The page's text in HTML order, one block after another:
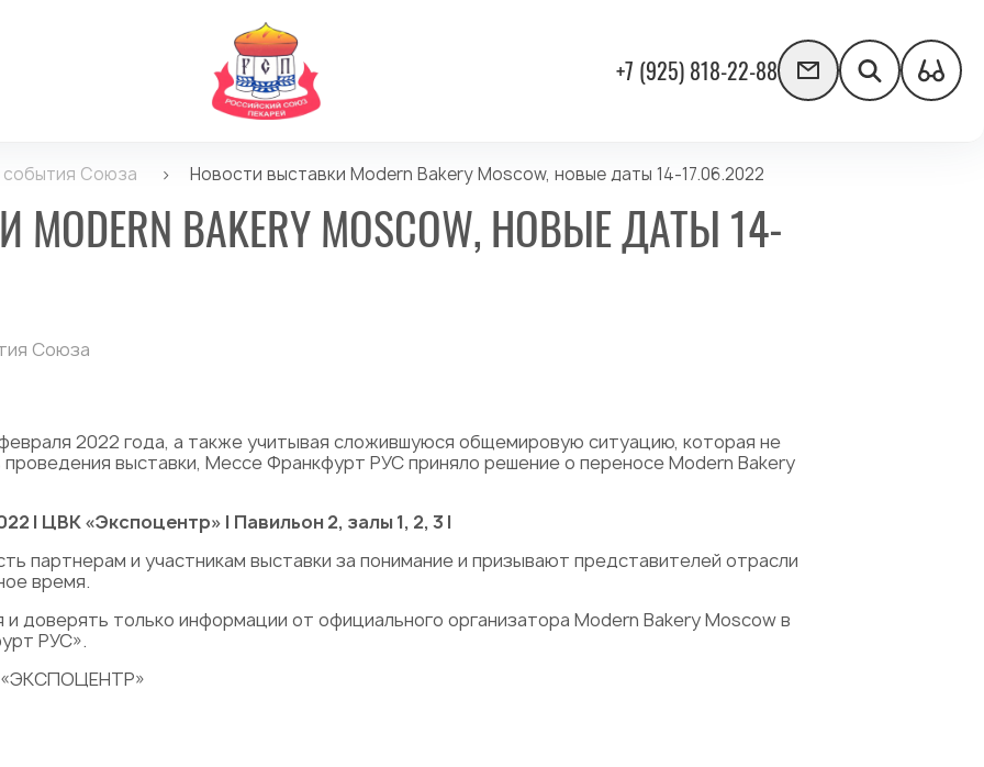
+7 (925) 818-22-88
события Союза > Новости выставки Modern Bakery Moscow, новые даты 14-17.06.2022
BAKERY MOSCOW, НОВЫЕ ДАТЫ 14-
Союза
2022 года, а также учитывая сложившуюся общемировую ситуацию, которая не
выставки, Мессе Франкфурт РУС приняло решение о переносе Modern Bakery
| ЦВК «Экспоцентр» | Павильон 2, залы 1, 2, 3 |
партнерам и участникам выставки за понимание и призывают представителей отрасли
время.
доверять только информации от официального организатора Modern Bakery Moscow в
РУС».
«ЭКСПОЦЕНТР»